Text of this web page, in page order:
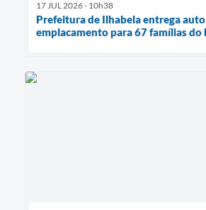
17 JUL 2026 - 10h38
Prefeitura de Ilhabela entrega
emplacamento para 67 famílias do